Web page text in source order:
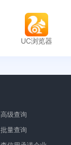
UC浏览器
高级查询
批量查询